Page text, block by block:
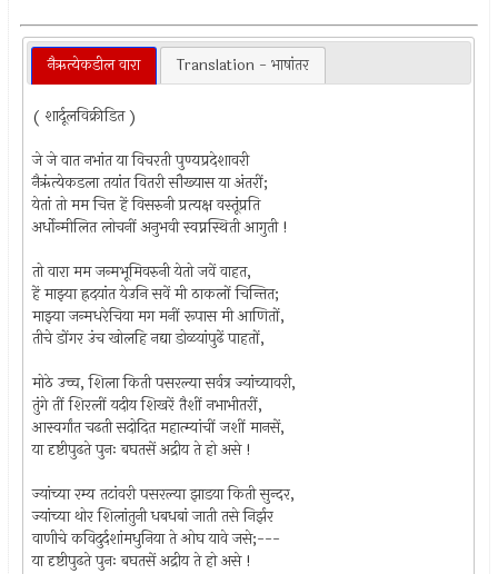
नैऋत्येकडील वारा Translation - भाषांतर
( शार्दूलविक्रीडित )
जे जे वात नभांत या विचरती पुण्यप्रदेशावरी
नैऋंत्येकडला तयांत वितरी सौख्यास या अंतरीं;
येतां तो मम चित्त हें विसरुनी प्रत्यक्ष वस्तूंप्रति
अर्धोन्मीलित लोचनीं अनुभवी स्वप्नस्थिती आगुती !
तो वारा मम जन्मभूमिवरुनी येतो जवें वाहत,
हें माझ्या ह्रदयांत येउनि सवें मी ठाकलों चिन्तित;
माझ्या जन्मधरेचिया मग मनीं रूपास मी आणितों,
तीचे डोंगर उंच खोलहि नद्या डोळयांपुढें पाहतों,
मोठे उच्च, शिला किती पसरल्या सर्वत्र ज्यांच्यावरी,
तुंगे तीं शिरलीं यदीय शिखरें तैशीं नभाभीतरीं,
आस्वर्गांत चढती सदोदित महात्म्यांचीं जशीं मानसें,
या दृष्टीपुढते पुनः बघतसें अद्रीय ते हो असे !
ज्यांच्या रम्य तटांवरी पसरल्या झाडया किती सुन्दर,
ज्यांच्या थोर शिलांतुनी धबधबां जाती तसे निर्झर
वाणीचे कविदुर्दशांमधुनिया ते ओघ यावे जसे;---
या दृष्टीपुढते पुनः बघतसें अद्रीय ते हो असे !